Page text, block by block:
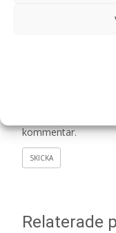
Spara mitt
kommentar.
Relaterade